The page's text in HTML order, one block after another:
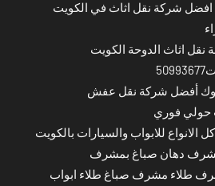
افضل شركة نقل اثاث في الكويت
اثاث الدوحة الكويت
أفضل شركة نقل عفش
حولي فوري
للابواب والسيارات بالكويت
دهان صباغ بمشرف
طلاء مشرف صباغ طلاء ابواب